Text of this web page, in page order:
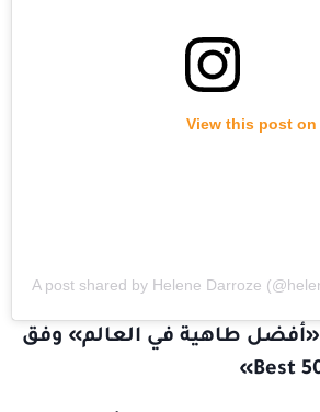
View this post on
A post shared by Helene Darroze
طاهية في العالم» وفق